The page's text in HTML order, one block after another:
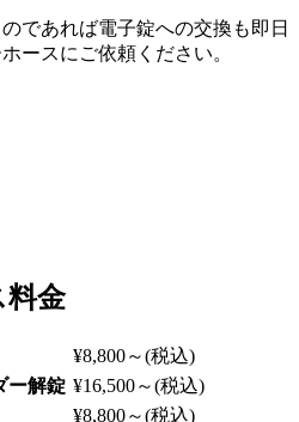
であれば電子錠への交換も即日
ースにご依頼ください。
料金
¥8,800～(税込)
ー解錠 ¥16,500～(税込)
¥8,800～(税込)